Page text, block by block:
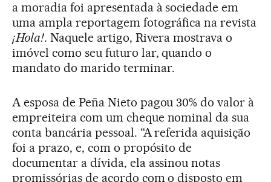
a moradia foi apresentada à sociedade em
uma ampla reportagem fotográfica na revista
¡Hola!. Naquele artigo, Rivera mostrava o
imóvel como seu futuro lar, quando o
mandato do marido terminar.
A esposa de Peña Nieto pagou 30% do valor à
empreiteira com um cheque nominal da sua
conta bancária pessoal. “A referida aquisição
foi a prazo, e, com o propósito de
documentar a dívida, ela assinou notas
promissórias de acordo com o disposto em